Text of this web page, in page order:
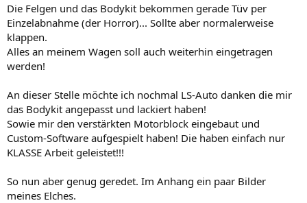
Die Felgen und das Bodykit bekommen gerade Tüv per
Einzelabnahme (der Horror)... Sollte aber normalerweise
klappen.
Alles an meinem Wagen soll auch weiterhin eingetragen
werden!
An dieser Stelle möchte ich nochmal LS-Auto danken die mir
das Bodykit angepasst und lackiert haben!
Sowie mir den verstärkten Motorblock eingebaut und
Custom-Software aufgespielt haben! Die haben einfach nur
KLASSE Arbeit geleistet!!!
So nun aber genug geredet. Im Anhang ein paar Bilder
meines Elches.